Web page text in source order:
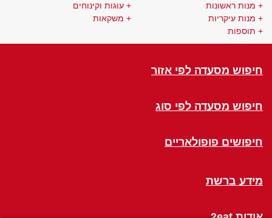
מנות ראשונות
מנות עיקריות
תוספות
עוגות וקינוחים
משקאות
חיפוש מסעדה לפי אזור
חיפוש מסעדה לפי סוג
חיפושים פופולאריים
מידע ברשת